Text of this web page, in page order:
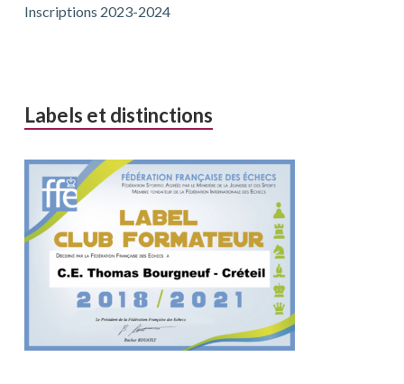
Inscriptions 2023-2024
Labels et distinctions